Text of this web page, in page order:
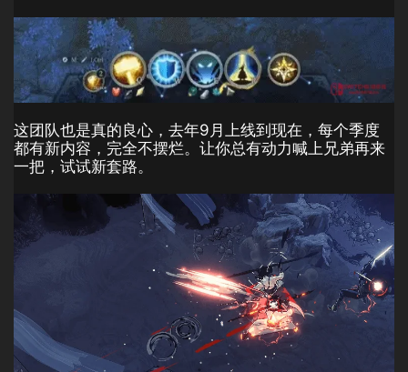
这团队也是真的良心，去年9月上线到现在，每个季度
都有新内容，完全不摆烂。让你总有动力喊上兄弟再来
一把，试试新套路。